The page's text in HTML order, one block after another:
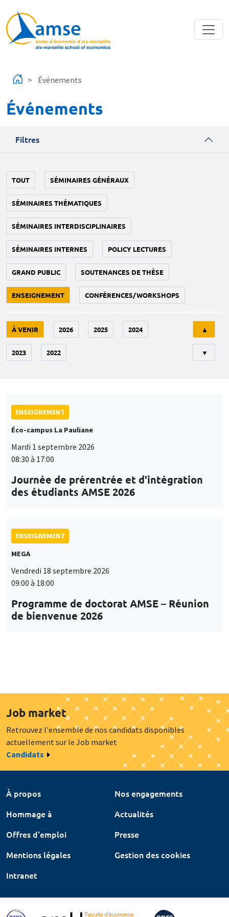
Événements
Événements
Filtres
TOUT SÉMINAIRES GÉNÉRAUX
SÉMINAIRES THÉMATIQUES
SÉMINAIRES INTERDISCIPLINAIRES
SÉMINAIRES INTERNES POLICY LECTURES
GRAND PUBLIC SOUTENANCES DE THÈSE
ENSEIGNEMENT CONFÉRENCES/WORKSHOPS
À VENIR 2026 2025 2024
2023 2022
▲
▼
ENSEIGNEMENT
Éco-campus La Pauliane
Mardi 1 septembre 2026
08:30 à 17:00
Journée de prérentrée et d'intégration
des étudiants AMSE 2026
ENSEIGNEMENT
MEGA
Vendredi 18 septembre 2026
09:00 à 18:00
Programme de doctorat AMSE – Réunion
de bienvenue 2026
Job market
Retrouvez l'ensemble de nos candidats disponibles
actuellement sur le Job market
Candidats
À propos
Nos engagements
Hommage à
Actualités
Offres d'emploi
Presse
Mentions légales
Gestion des cookies
Intranet